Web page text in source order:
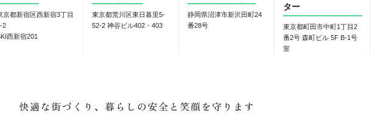
京都新宿区西新宿3丁目
2
西新宿201
東京都荒川区東日暮里5-
52-2 神谷ビル402・403
静岡県沼津市新沢田町24
番28号
ター
東京都町田市中町1丁目2
番2号 森町ビル 5F B-1号
室